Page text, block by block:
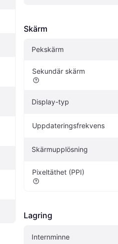
Skärm
Pekskärm
Sekundär skärm
Display-typ
Uppdateringsfrekvens
Skärmupplösning
Pixeltäthet (PPI)
Lagring
Internminne